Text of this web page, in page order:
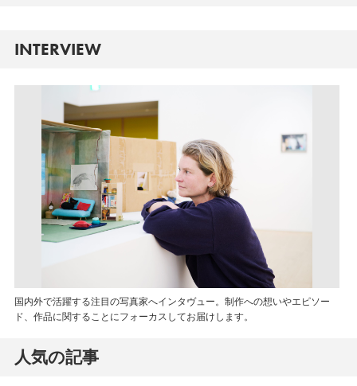
INTERVIEW
国内外で活躍する注目の写真家へインタヴュー。制作への想いやエピソー
ド、作品に関することにフォーカスしてお届けします。
人気の記事